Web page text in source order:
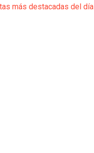
más destacadas del día